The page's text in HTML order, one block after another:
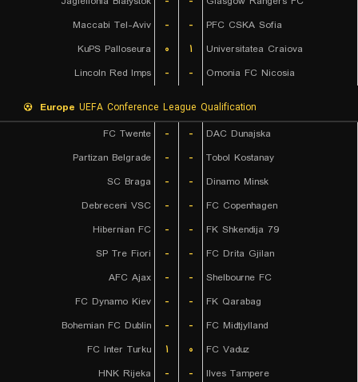
Maccabi Tel-Aviv
- -
PFC CSKA Sofia
KuPS Palloseura
۰ ۱
Universitatea Craiova
Lincoln Red Imps
- - Omonia FC Nicosia
Europe UEFA Conference League Qualification
FC Twente
- -
DAC Dunajska
Partizan Belgrade
- -
Tobol Kostanay
SC Braga
- -
Dinamo Minsk
Debreceni VSC
- -
FC Copenhagen
Hibernian FC
- -
FK Shkendija 79
SP Tre Fiori
- -
FC Drita Gjilan
AFC Ajax
- -
Shelbourne FC
FC Dynamo Kiev
- -
FK Qarabag
Bohemian FC Dublin
- -
FC Midtjylland
FC Inter Turku
۱ ۰
FC Vaduz
HNK Rijeka
- -
Ilves Tampere